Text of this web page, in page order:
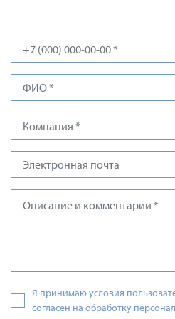
Я принимаю условия
согласен на обработку